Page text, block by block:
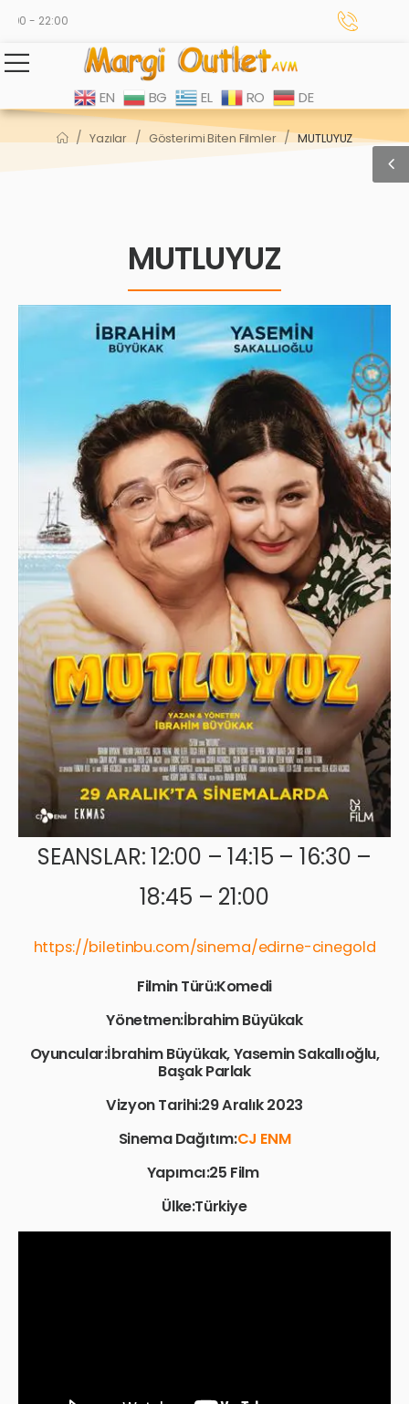
- 22:00
EN BG EL RO DE
/ Yazılar / Gösterimi Biten Filmler / MUTLUYUZ
MUTLUYUZ
SEANSLAR: 12:00 – 14:15 – 16:30 –
18:45 – 21:00
https://biletinbu.com/sinema/edirne-cinegold
Filmin Türü:Komedi
Yönetmen:İbrahim Büyükak
Oyuncular:İbrahim Büyükak, Yasemin Sakallıoğlu,
Başak Parlak
Vizyon Tarihi:29 Aralık 2023
Sinema Dağıtım:CJ ENM
Yapımcı:25 Film
Ülke:Türkiye